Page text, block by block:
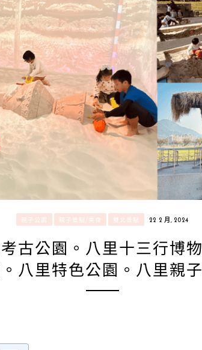
親子公園 親子景點/美食 雙北景點 22 2 月, 2024
古公園。八里十三行博
八里特色公園。八里親